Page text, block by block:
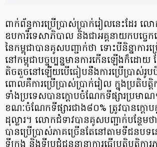
ពាក់ព័ន្ធការប្រើប្រាស់ប្រាក់រៀលនេះដែរ ល
ឧបការីទេសាភិបាល និងជាអគ្គនាយកបច្ចេក
នៃកម្ពុជាបានគូសបញ្ជាក់ថា ទោះបីនិន្នាការ
នៅកម្ពុជាបច្ចុប្បន្នមានការកើនឡើងក៏ដោ
តិចតួចនៅឡើយបើធៀបនឹងការប្រើប្រាស់រូ
ពោលគឺការប្រើប្រាស់ប្រាក់រៀល ក្នុងប្រតិបត្តិ
ទាំងប្រទេសបានក្តោបចំណែកទីផ្សារប្រមា
ខណៈចំណែកទីផ្សារជាង៨០% ត្រូវបានក្តោប
ដុល្លារ។ លោកជំទាវបានគូសបញ្ជាក់បន្ថែមថ
បានប្រើប្រាស់ភាគច្រើនតែនៅតាមទីជនប